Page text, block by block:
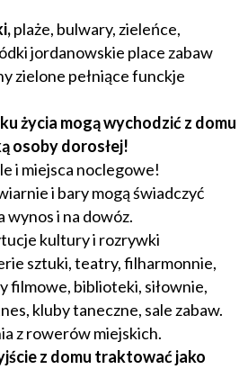
plaże, bulwary, zieleńce,
jordanowskie place zabaw
zielone pełniące funckje
życia mogą wychodzić z domu
osoby dorosłej!
i miejsca noclegowe!
i bary mogą świadczyć
wynos i na dowóz.
kultury i rozrywki
sztuki, teatry, filharmonnie,
filmowe, biblioteki, siłownie,
kluby taneczne, sale zabaw.
z rowerów miejskich.
z domu traktować jako